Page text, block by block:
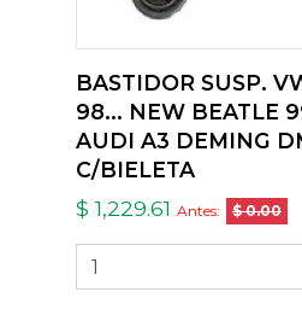
BASTIDOR SUSP.
98... NEW BEATLE
AUDI A3 DEMING
C/BIELETA
$ 1,229.61 Antes: $ 0.00